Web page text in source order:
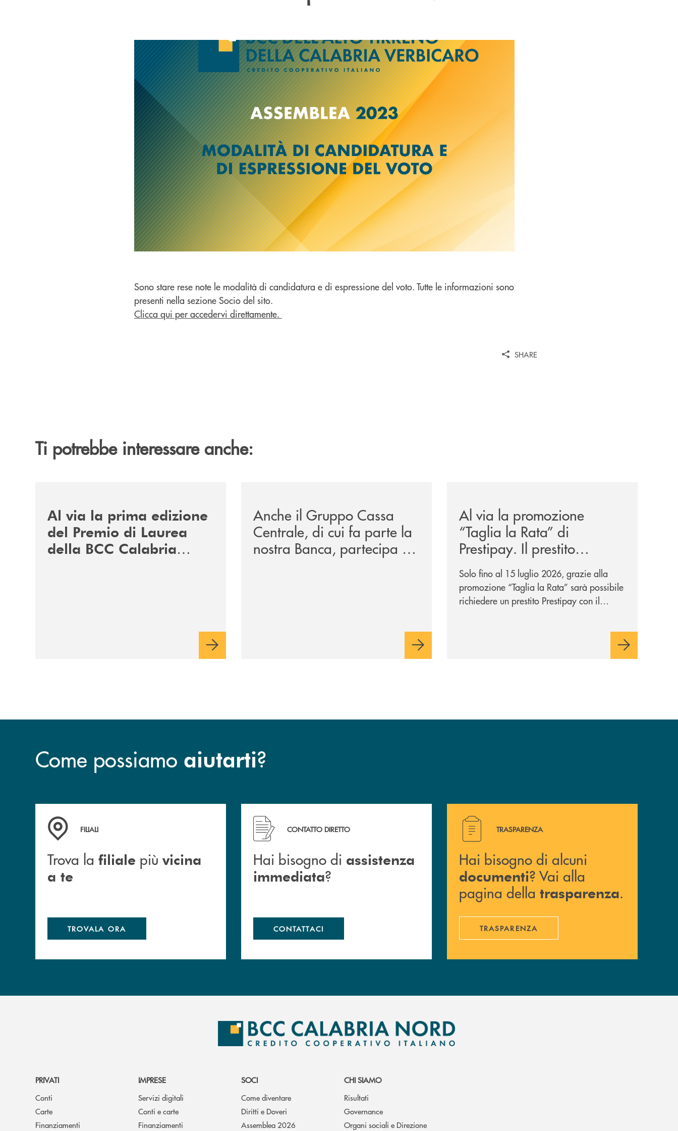
Sono stare rese note le modalità di candidatura e di espressione del voto. Tutte le informazioni sono
presenti nella sezione Socio del sito.
Clicca qui per accedervi direttamente.
SHARE
Ti potrebbe interessare anche:
Al via la prima edizione
del Premio di Laurea
della BCC Calabria
Anche il Gruppo Cassa
Centrale, di cui fa parte la
nostra Banca, partecipa a
EUR.BANK, il progetto di
Al via la promozione
“Taglia la Rata” di
Prestipay. Il prestito
personale che si fa in due
per te!
Solo fino al 15 luglio 2026, grazie alla
promozione “Taglia la Rata” sarà possibile
richiedere un prestito Prestipay con il
Come possiamo aiutarti?
Trova la filiale più vicina a te
FILIALI
Trova la filiale più vicina
a te
TROVALA ORA
Hai bisogno di assistenza immediata ?
CONTATTO DIRETTO
Hai bisogno di assistenza
immediata?
CONTATTACI
Hai bisogno di alcuni documenti ? Vai alla pagina della
TRASPARENZA
Hai bisogno di alcuni
documenti? Vai alla
pagina della trasparenza.
TRASPARENZA
PRIVATI
Conti
Carte
Finanziamenti
IMPRESE
Servizi digitali
Conti e carte
Finanziamenti
SOCI
Come diventare
Diritti e Doveri
Assemblea 2026
CHI SIAMO
Risultati
Governance
Organi sociali e Direzione